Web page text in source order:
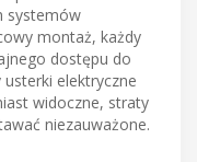
systemów
montaż, każdy
dostępu do
elektryczne
widoczne, straty
niezauważone.